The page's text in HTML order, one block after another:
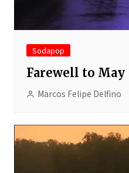
Sodapop
Farewell to May
Marcos Felipe Delfino